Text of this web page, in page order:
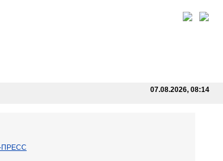
07.08.2026, 08:14
ПРЕСС